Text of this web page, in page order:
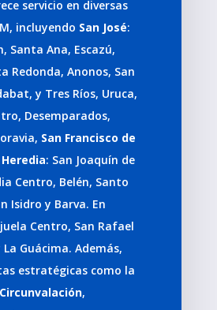
servicio en diversas
incluyendo San José:
Santa Ana, Escazú,
Redonda, Anonos, San
y Tres Ríos, Uruca,
Desemparados,
San Francisco de
Heredia: San Joaquín de
Centro, Belén, Santo
Isidro y Barva. En
Centro, San Rafael
Guácima. Además,
estratégicas como la
Circunvalación,